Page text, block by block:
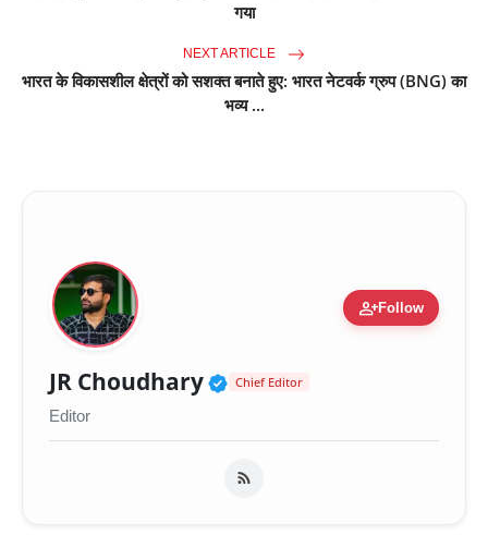
गया
NEXT ARTICLE
भारत के विकासशील क्षेत्रों को सशक्त बनाते हुए: भारत नेटवर्क ग्रुप (BNG) का
भव्य ...
person_addFollow
JR Choudhary Verified Public Figure
Chief Editor
Editor